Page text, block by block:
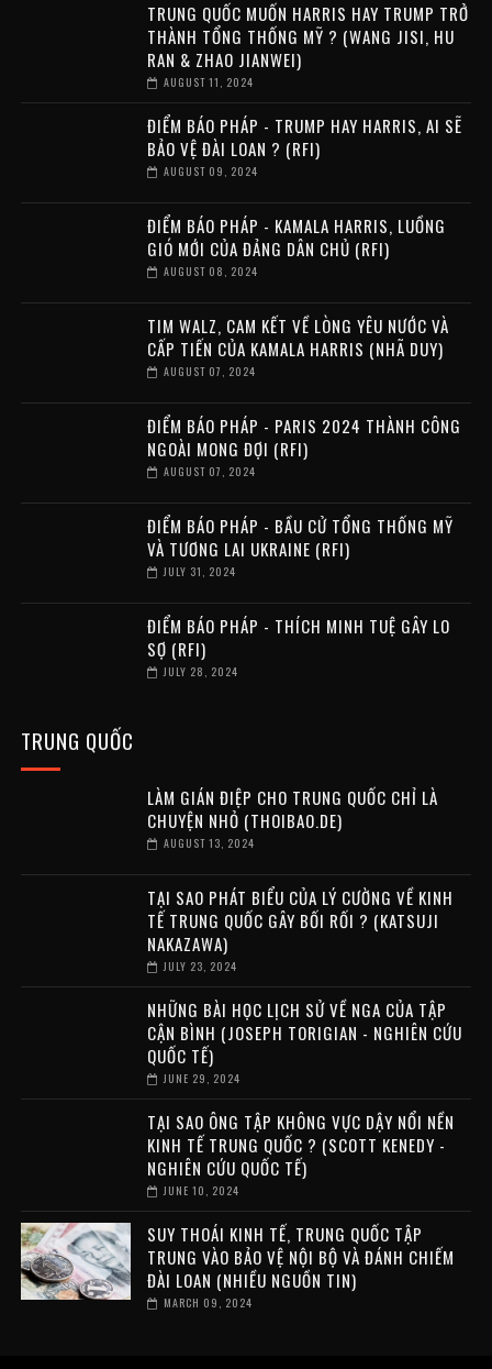
TRUNG QUỐC MUỐN HARRIS HAY TRUMP TRỞ
THÀNH TỔNG THỐNG MỸ ? (WANG JISI, HU
RAN & ZHAO JIANWEI)
AUGUST 11, 2024
ĐIỂM BÁO PHÁP - TRUMP HAY HARRIS, AI SẼ
BẢO VỆ ĐÀI LOAN ? (RFI)
AUGUST 09, 2024
ĐIỂM BÁO PHÁP - KAMALA HARRIS, LUỒNG
GIÓ MỚI CỦA ĐẢNG DÂN CHỦ (RFI)
AUGUST 08, 2024
TIM WALZ, CAM KẾT VỀ LÒNG YÊU NƯỚC VÀ
CẤP TIẾN CỦA KAMALA HARRIS (NHÃ DUY)
AUGUST 07, 2024
ĐIỂM BÁO PHÁP - PARIS 2024 THÀNH CÔNG
NGOÀI MONG ĐỢI (RFI)
AUGUST 07, 2024
ĐIỂM BÁO PHÁP - BẦU CỬ TỔNG THỐNG MỸ
VÀ TƯƠNG LAI UKRAINE (RFI)
JULY 31, 2024
ĐIỂM BÁO PHÁP - THÍCH MINH TUỆ GÂY LO
SỢ (RFI)
JULY 28, 2024
TRUNG QUỐC
LÀM GIÁN ĐIỆP CHO TRUNG QUỐC CHỈ LÀ
CHUYỆN NHỎ (THOIBAO.DE)
AUGUST 13, 2024
TẠI SAO PHÁT BIỂU CỦA LÝ CƯỜNG VỀ KINH
TẾ TRUNG QUỐC GÂY BỐI RỐI ? (KATSUJI
NAKAZAWA)
JULY 23, 2024
NHỮNG BÀI HỌC LỊCH SỬ VỀ NGA CỦA TẬP
CẬN BÌNH (JOSEPH TORIGIAN - NGHIÊN CỨU
QUỐC TẾ)
JUNE 29, 2024
TẠI SAO ÔNG TẬP KHÔNG VỰC DẬY NỔI NỀN
KINH TẾ TRUNG QUỐC ? (SCOTT KENEDY -
NGHIÊN CỨU QUỐC TẾ)
JUNE 10, 2024
SUY THOÁI KINH TẾ, TRUNG QUỐC TẬP
TRUNG VÀO BẢO VỆ NỘI BỘ VÀ ĐÁNH CHIẾM
ĐÀI LOAN (NHIỀU NGUỒN TIN)
MARCH 09, 2024